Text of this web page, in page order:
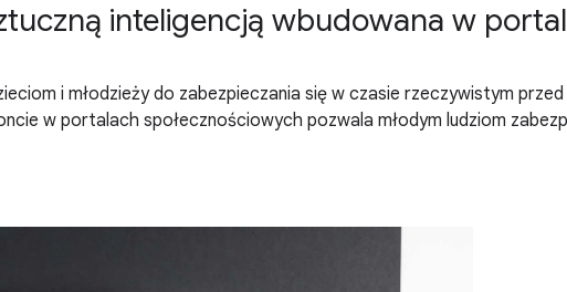
inteligencją wbudowana w
i młodzieży do zabezpieczania się w czasie rzeczywistym
w portalach społecznościowych pozwala młodym ludziom